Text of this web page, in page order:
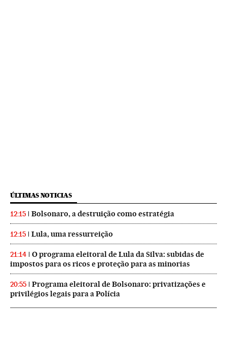
ÚLTIMAS NOTICIAS
12:15 Bolsonaro, a destruição como estratégia
12:15 Lula, uma ressurreição
21:14
O programa eleitoral de Lula da Silva: subidas de
impostos para os ricos e proteção para as minorias
20:55
Programa eleitoral de Bolsonaro: privatizações e
privilégios legais para a Polícia